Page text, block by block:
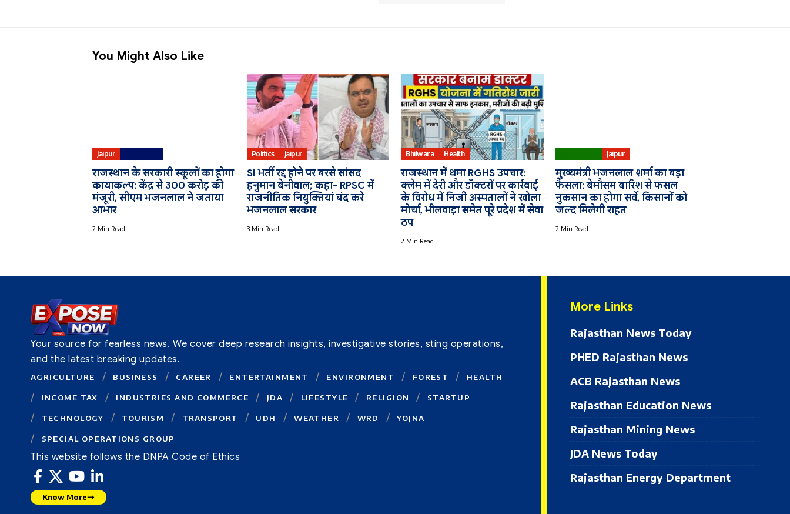
You Might Also Like
Jaipur
राजस्थान के सरकारी स्कूलों का होगा
कायाकल्प: केंद्र से 300 करोड़ की
मंजूरी, सीएम भजनलाल ने जताया
आभार
2 Min Read
Politics Jaipur
SI भर्ती रद्द होने पर बरसे सांसद
हनुमान बेनीवाल; कहा- RPSC में
राजनीतिक नियुक्तियां बंद करे
भजनलाल सरकार
3 Min Read
Bhilwara Health
राजस्थान में थमा RGHS उपचार:
क्लेम में देरी और डॉक्टरों पर कार्रवाई
के विरोध में निजी अस्पतालों ने खोला
मोर्चा, भीलवाड़ा समेत पूरे प्रदेश में सेवा
ठप
2 Min Read
Jaipur
मुख्यमंत्री भजनलाल शर्मा का बड़ा
फैसला: बेमौसम बारिश से फसल
नुकसान का होगा सर्वे, किसानों को
जल्द मिलेगी राहत
2 Min Read
Your source for fearless news. We cover deep research insights, investigative stories, sting operations,
and the latest breaking updates.
AGRICULTURE BUSINESS CAREER ENTERTAINMENT ENVIRONMENT FOREST HEALTH
INCOME TAX INDUSTRIES AND COMMERCE JDA LIFESTYLE RELIGION STARTUP
TECHNOLOGY TOURISM TRANSPORT UDH WEATHER WRD YOJNA
SPECIAL OPERATIONS GROUP
This website follows the DNPA Code of Ethics
Know More
More Links
Rajasthan News Today
PHED Rajasthan News
ACB Rajasthan News
Rajasthan Education News
Rajasthan Mining News
JDA News Today
Rajasthan Energy Department